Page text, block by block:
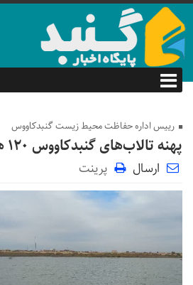
رییس اداره حفاظت محیط زیست گنبدکاووس
پهنه تالاب‌های گنبدکاووس ۱۲۰ هکتار افزایش یافت
ارسال پرینت